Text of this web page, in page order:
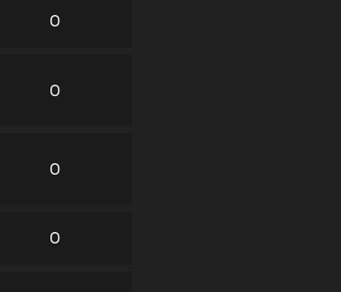
0
0
0
0